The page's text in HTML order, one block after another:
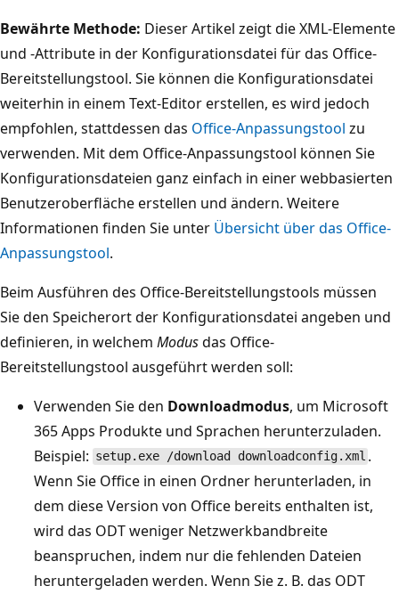
Bewährte Methode: Dieser Artikel zeigt die XML-Elemente
und -Attribute in der Konfigurationsdatei für das Office-
Bereitstellungstool. Sie können die Konfigurationsdatei
weiterhin in einem Text-Editor erstellen, es wird jedoch
empfohlen, stattdessen das Office-Anpassungstool zu
verwenden. Mit dem Office-Anpassungstool können Sie
Konfigurationsdateien ganz einfach in einer webbasierten
Benutzeroberfläche erstellen und ändern. Weitere
Informationen finden Sie unter Übersicht über das Office-
Anpassungstool.
Beim Ausführen des Office-Bereitstellungstools müssen
Sie den Speicherort der Konfigurationsdatei angeben und
definieren, in welchem Modusdas Office-
Bereitstellungstool ausgeführt werden soll:
Verwenden Sie den Downloadmodus, um Microsoft
365 Apps Produkte und Sprachen herunterzuladen.
Beispiel: setup.exe /download downloadconfig.xml .
Wenn Sie Office in einen Ordner herunterladen, in
dem diese Version von Office bereits enthalten ist,
wird das ODT weniger Netzwerkbandbreite
beanspruchen, indem nur die fehlenden Dateien
heruntergeladen werden. Wenn Sie z. B. das ODT